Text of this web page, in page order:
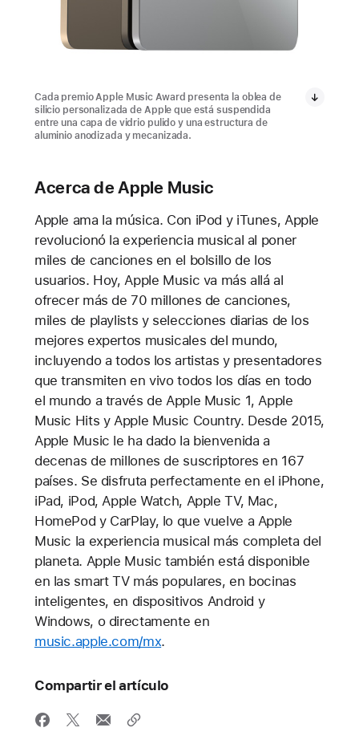
Cada premio Apple Music Award presenta la oblea de
silicio personalizada de Apple que está suspendida
entre una capa de vidrio pulido y una estructura de
aluminio anodizada y mecanizada.
Acerca de Apple Music
Apple ama la música. Con iPod y iTunes, Apple
revolucionó la experiencia musical al poner
miles de canciones en el bolsillo de los
usuarios. Hoy, Apple Music va más allá al
ofrecer más de 70 millones de canciones,
miles de playlists y selecciones diarias de los
mejores expertos musicales del mundo,
incluyendo a todos los artistas y presentadores
que transmiten en vivo todos los días en todo
el mundo a través de Apple Music 1, Apple
Music Hits y Apple Music Country. Desde 2015,
Apple Music le ha dado la bienvenida a
decenas de millones de suscriptores en 167
países. Se disfruta perfectamente en el iPhone,
iPad, iPod, Apple Watch, Apple TV, Mac,
HomePod y CarPlay, lo que vuelve a Apple
Music la experiencia musical más completa del
planeta. Apple Music también está disponible
en las smart TV más populares, en bocinas
inteligentes, en dispositivos Android y
Windows, o directamente en
music.apple.com/mx.
Compartir el artículo